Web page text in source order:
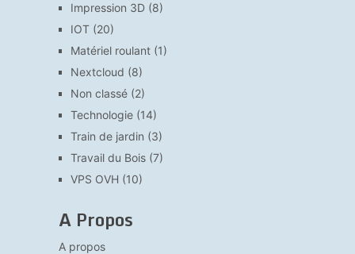
Impression 3D(8)
IOT(20)
Matériel roulant(1)
Nextcloud (8)
Non classé(2)
Technologie(14)
Train de jardin (3)
Travail du Bois(7)
VPS OVH (10)
A Propos
A propos